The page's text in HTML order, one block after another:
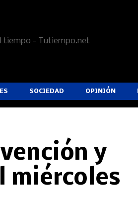
tiempo - Tutiempo.net
SOCIEDAD OPINIÓN
y
miércoles